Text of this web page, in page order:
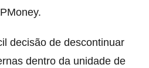
decisão de descontinuar
dentro da unidade de